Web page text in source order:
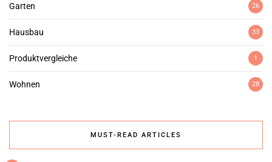
Garten 26
Hausbau 33
Produktvergleiche 1
Wohnen 28
MUST-READ ARTICLES